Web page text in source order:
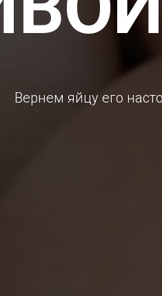
Вернем яйцу его